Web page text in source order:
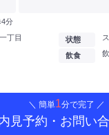
4分
丁目 状態
飲食
＼ 簡単1分で完了 ／
見予約・お問い